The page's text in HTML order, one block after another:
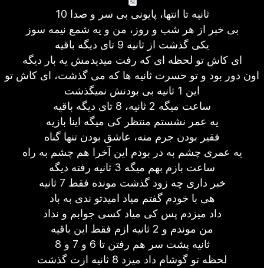
10 ثانیه تا انتها، پایونی بی سر و صدا
بی خبر از هر شب و روز، من و یه شمع نیمه سوز
یکی گذشت از ثانیه 9 تای دیگه باقیه
ای کاش تو لحظه ای که رفت میدیدمش یه بار دیگه
اون دور بود و تو حسرت ثانیه ها که می گذشت، ای کاش تو
این 1 ثانیه بی بودنش نمیگذشت
ساعت میگه 2 ثانیه، 8 تای دیگه باقیه
یه عمر نشستم منتظر کی میگه اینا بازیه
فقیر بودن جرم منه، عاشق بودن تنها گناه
یه عمری چشم به در بودم این آخرا هم چشم به راه
ساعت بازم بهم میگه 3 ثانیه رفته دیگه
خبر داری چه زود گذشت مونده فقط 7 ثانیه
هی با خودم گفتم میاد امیدتو ندی به باد
داد میزدم پس کی میاد کسی جوابم و نداد
من موندم و 2 ثانیه ازم فقط این باقیه
ثانیه پشت سر هم رفتن تا 6 و 7 و 8
لحظه تو گوشام داد میزد 8 ثانیه ازت گذشت